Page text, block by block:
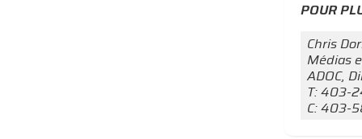
POUR
Chris
Médias
ADOC,
T: 403-
C: 403-